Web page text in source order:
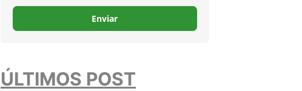
Enviar
ÚLTIMOS POST